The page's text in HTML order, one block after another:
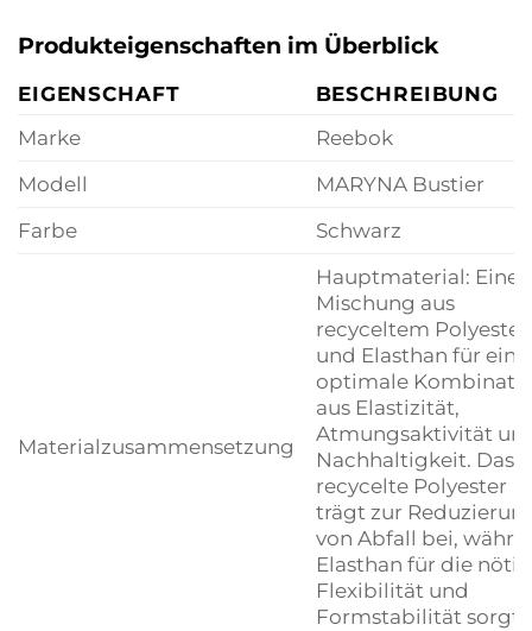
Produkteigenschaften im Überblick
EIGENSCHAFT
BESCHREIBUNG
Marke
Reebok
Modell
MARYNA Bustier
Farbe
Schwarz
Materialzusammensetzung
Hauptmaterial: Eine
Mischung aus
recyceltem Polyester
und Elasthan für eine
optimale
aus Elastizität,
Atmungsaktivität
Nachhaltigkeit. Das
recycelte Polyester
trägt zur
von Abfall bei,
Elasthan für die
Flexibilität und
Formstabilität sorgt.